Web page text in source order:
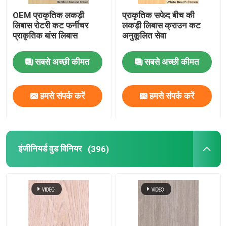
OEM प्राकृतिक लकड़ी
लिबास रोटरी कट फर्नीचर
प्राकृतिक बांस लिबास
सबसे अच्छी कीमत
हमसे संपर्क करें
प्राकृतिक सफेद बीच की
लकड़ी लिबास क्राउन कट
अनुकूलित सेवा
सबसे अच्छी कीमत
हमसे संपर्क करें
इंजीनियर्ड वुड विनियर (396)